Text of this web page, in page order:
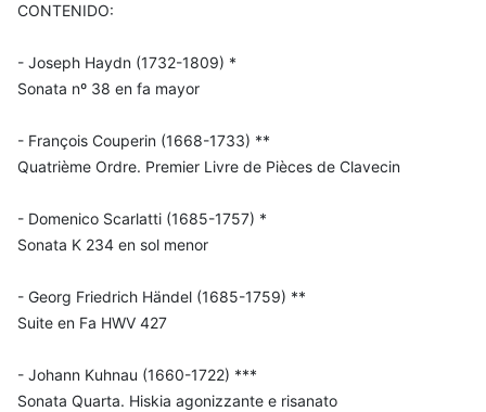
CONTENIDO:
- Joseph Haydn (1732-1809) *
Sonata nº 38 en fa mayor
- François Couperin (1668-1733) **
Quatrième Ordre. Premier Livre de Pièces de Clavecin
- Domenico Scarlatti (1685-1757) *
Sonata K 234 en sol menor
- Georg Friedrich Händel (1685-1759) **
Suite en Fa HWV 427
- Johann Kuhnau (1660-1722) ***
Sonata Quarta. Hiskia agonizzante e risanato